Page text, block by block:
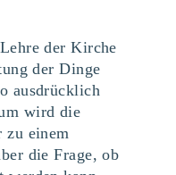
der Kirche
der Dinge
ausdrücklich
wird die
zu einem
die Frage, ob